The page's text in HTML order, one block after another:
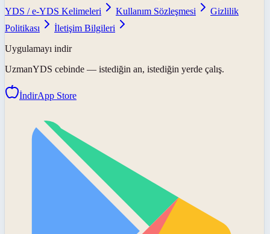
YDS / e-YDS Kelimeleri
Kullanım Sözleşmesi
Gizlilik
Politikası
İletişim Bilgileri
Uygulamayı indir
UzmanYDS cebinde — istediğin an, istediğin yerde çalış.
İndirApp Store